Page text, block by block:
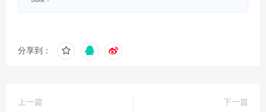
分享到：
上一篇
下一篇